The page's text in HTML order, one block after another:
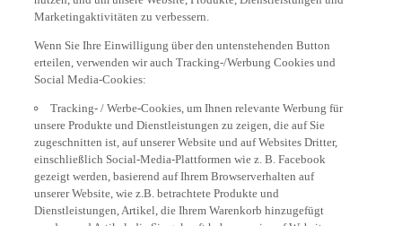
Marketingaktivitäten zu verbessern.
erteilen, verwenden wir auch Tracking-/Werbung Cookies und
Social Media-Cookies:
unsere Produkte und Dienstleistungen zu zeigen, die auf Sie
zugeschnitten ist, auf unserer Website und auf Websites Dritter,
einschließlich Social-Media-Plattformen wie z. B. Facebook
unserer Website, wie z.B. betrachtete Produkte und
Dienstleistungen, Artikel, die Ihrem Warenkorb hinzugefügt
wurden und Artikel, die Sie gekauft haben sowie auf Websites